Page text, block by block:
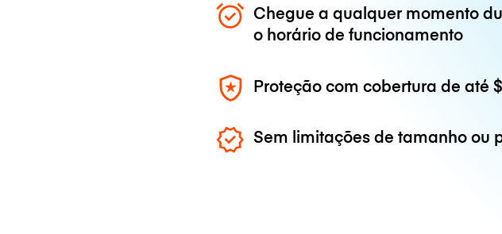
Chegue a qualquer momento
o horário de funcionamento
Proteção com cobertura de até
Sem limitações de tamanho ou